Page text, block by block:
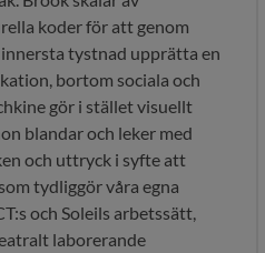
koder för att genom
tystnad upprätta en
bortom sociala och
gör i stället visuellt
blandar och leker med
och uttryck i syfte att
tydliggör våra egna
och Soleils arbetssätt,
laborerande